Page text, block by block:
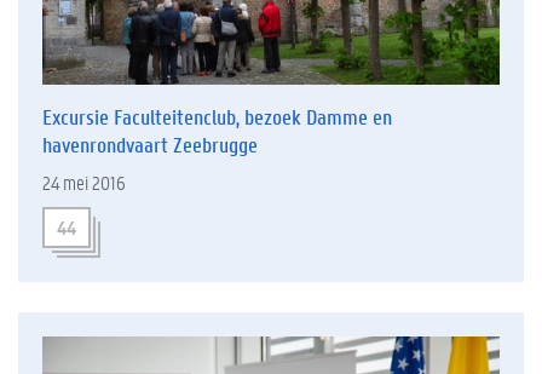
Excursie Faculteitenclub, bezoek Damme en
havenrondvaart Zeebrugge
24 mei 2016
44